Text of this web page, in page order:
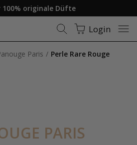
100% originale Düfte
Login
Paris Perle Rare Rouge
PARIS